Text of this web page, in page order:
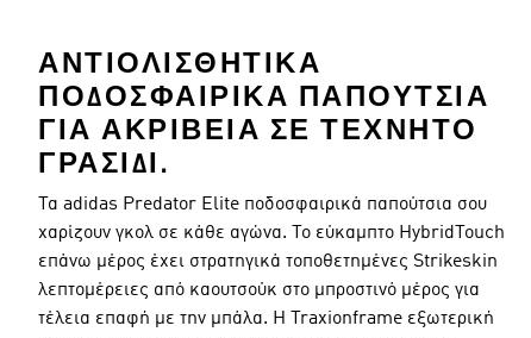
ΑΝΤΙΟΛΙΣΘΗΤΙΚΆ
ΠΟΔΟΣΦΑΙΡΙΚΆ ΠΑΠΟΎΤΣΙΑ
ΓΙΑ ΑΚΡΊΒΕΙΑ ΣΕ ΤΕΧΝΗΤΌ
ΓΡΑΣΊΔΙ.
Τα adidas Predator Elite ποδοσφαιρικά παπούτσια σου
χαρίζουν γκολ σε κάθε αγώνα. Το εύκαμπτο HybridTouch
επάνω μέρος έχει στρατηγικά τοποθετημένες Strikeskin
λεπτομέρειες από καουτσούκ στο μπροστινό μέρος για
τέλεια επαφή με την μπάλα. Η Traxionframe εξωτερική